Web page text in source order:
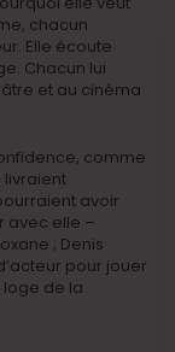
chacun
Elle écoute
Chacun lui
et au cinéma
comme
livraient
avoir
avec elle –
; Denis
pour jouer
loge de la